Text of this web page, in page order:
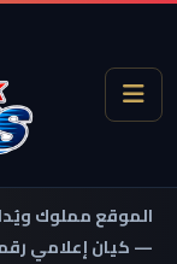
الموقع مملوك
— كيان إعلامي